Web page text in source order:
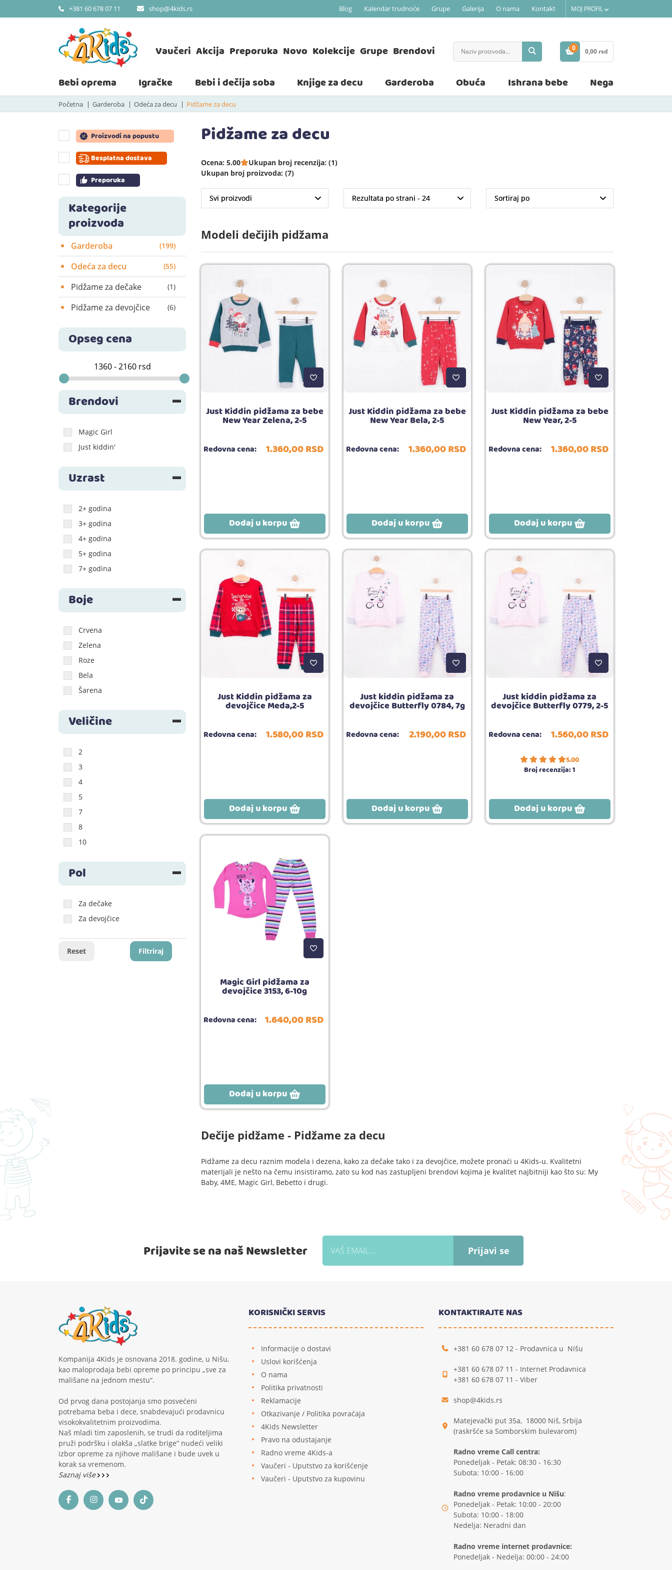
+381 60 678 07 11 shop@4kids.rs Blog Kalendar trudnoće Grupe Galerija O nama Kontakt MOJ PROFIL
Vaučeri Akcija Preporuka Novo Kolekcije Grupe Brendovi
0
STAVKE
0,00 rsd
Bebi oprema Igračke Bebi i dečija soba Knjige za decu Garderoba Obuća Ishrana bebe Nega
Početna Garderoba Odeća za decu Pidžame za decu
Proizvodi na popustu
Besplatna dostava
Preporuka
Kategorije
proizvoda
Garderoba (199)
Odeća za decu (55)
Pidžame za dečake (1)
Pidžame za devojčice (6)
Opseg cena
Brendovi
Magic Girl
Just kiddin'
Uzrast
2+ godina
3+ godina
4+ godina
5+ godina
7+ godina
Boje
Crvena
Zelena
Roze
Bela
Šarena
Veličine
2
3
4
5
7
8
10
Pol
Za dečake
Za devojčice
Reset Filtriraj
Pidžame za decu
Ocena: 5.00
Ukupan broj recenzija: (1)
Ukupan broj proizvoda: (7)
Modeli dečijih pidžama
Just Kiddin pidžama za bebe
New Year Zelena, 2-5
Redovna cena: 1.360,00RSD
Dodaj u korpu
Just Kiddin pidžama za bebe
New Year Bela, 2-5
Redovna cena: 1.360,00RSD
Dodaj u korpu
Just Kiddin pidžama za bebe
New Year, 2-5
Redovna cena: 1.360,00RSD
Dodaj u korpu
Just Kiddin pidžama za
devojčice Meda,2-5
Redovna cena: 1.580,00RSD
Dodaj u korpu
Just kiddin pidžama za
devojčice Butterfly 0784, 7g
Redovna cena: 2.190,00RSD
Dodaj u korpu
Just kiddin pidžama za
devojčice Butterfly 0779, 2-5
Redovna cena: 1.560,00RSD
5.00
Broj recenzija:1
Dodaj u korpu
Magic Girl pidžama za
devojčice 3153, 6-10g
Redovna cena: 1.640,00RSD
Dodaj u korpu
Dečije pidžame - Pidžame za decu
Pidžame za decu raznim modela i dezena, kako za dečake tako i za devojčice, možete pronaći u 4Kids-u. Kvalitetni
materijali je nešto na čemu insistiramo, zato su kod nas zastupljeni brendovi kojima je kvalitet najbitniji kao što su: My
Baby, 4ME, Magic Girl, Bebetto i drugi.
Prijavite se na naš Newsletter Prijavi se
Kompanija 4Kids je osnovana 2018. godine, u Nišu,
kao maloprodaja bebi opreme po principu „sve za
mališane na jednom mestu“.
Od prvog dana postojanja smo posvećeni
potrebama beba i dece, snabdevajući prodavnicu
visokokvalitetnim proizvodima.
Naš mladi tim zaposlenih, se trudi da roditeljima
pruži podršku i olakša „slatke brige“ nudeći veliki
izbor opreme za njihove mališane i bude uvek u
korak sa vremenom.
Saznaj više
KORISNIČKI SERVIS
Informacije o dostavi
Uslovi korišćenja
O nama
Politika privatnosti
Reklamacije
Otkazivanje / Politika povraćaja
4Kids Newsletter
Pravo na odustajanje
Radno vreme 4Kids-a
Vaučeri - Uputstvo za korišćenje
Vaučeri - Uputstvo za kupovinu
KONTAKTIRAJTE NAS
+381 60 678 07 12 - Prodavnica u Nišu
+381 60 678 07 11 - Internet Prodavnica
+381 60 678 07 11 - Viber
shop@4kids.rs
Matejevački put 35a, 18000 Niš, Srbija
(raskršće sa Somborskim bulevarom)
Radno vreme Call centra:
Ponedeljak - Petak: 08:30 - 16:30
Subota: 10:00 - 16:00
Radno vreme prodavnice u Nišu:
Ponedeljak - Petak: 10:00 - 20:00
Subota: 10:00 - 18:00
Nedelja: Neradni dan
Radno vreme internet prodavnice:
Ponedeljak - Nedelja: 00:00 - 24:00